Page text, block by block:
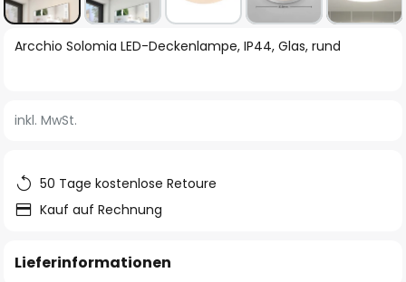
Zum
springen
Arcchio Solomia LED-Deckenlampe, IP44, Glas, rund
inkl. MwSt.
50 Tage kostenlose Retoure
Kauf auf Rechnung
Lieferinformationen